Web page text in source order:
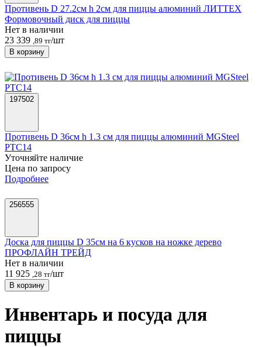
Противень D 27.2см h 2см для пиццы алюминий ЛИТТЕХ
Формовочный диск для пиццы
Нет в наличии
23 339 ,89 тг/шт
В корзину
197502
Противень D 36см h 1.3 см для пиццы алюминий MGSteel
PTC14
Уточняйте наличие
Цена по запросу
Подробнее
256555
Доска для пиццы D 35см на 6 кусков на ножке дерево
ПРОФЛАЙН ТРЕЙД
Нет в наличии
11 925 ,28 тг/шт
В корзину
Инвентарь и посуда для
пиццы